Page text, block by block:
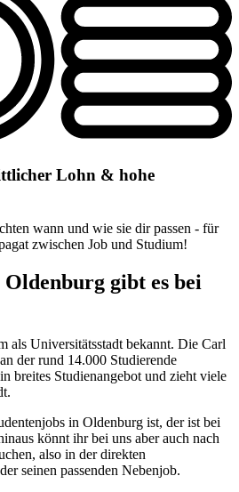
Lohn & hohe
wann und wie sie dir passen - für
zwischen Job und Studium!
gibt es bei
als Universitätsstadt bekannt. Die Carl
der rund 14.000 Studierende
breites Studienangebot und zieht viele
in Oldenburg ist, der ist bei
könnt ihr bei uns aber auch nach
also in der direkten
seinen passenden Nebenjob.